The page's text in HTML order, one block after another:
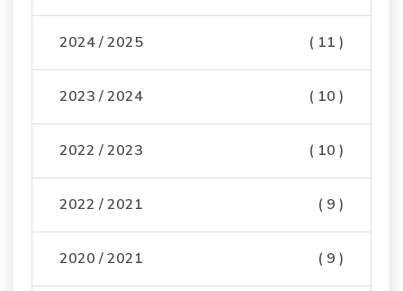
2024 / 2025 ( 11 )
2023 / 2024 ( 10 )
2022 / 2023 ( 10 )
2022 / 2021 ( 9 )
2020 / 2021 ( 9 )